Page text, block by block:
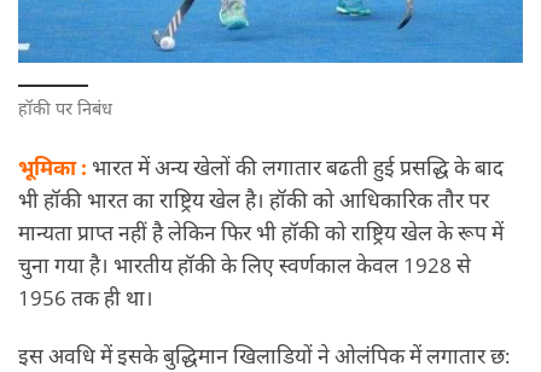
हॉकी पर निबंध
भूमिका : भारत में अन्य खेलों की लगातार बढती हुई प्रसद्धि के बाद
भी हॉकी भारत का राष्ट्रिय खेल है। हॉकी को आधिकारिक तौर पर
मान्यता प्राप्त नहीं है लेकिन फिर भी हॉकी को राष्ट्रिय खेल के रूप में
चुना गया है। भारतीय हॉकी के लिए स्वर्णकाल केवल 1928 से
1956 तक ही था।
इस अवधि में इसके बुद्धिमान खिलाडियों ने ओलंपिक में लगातार छ: